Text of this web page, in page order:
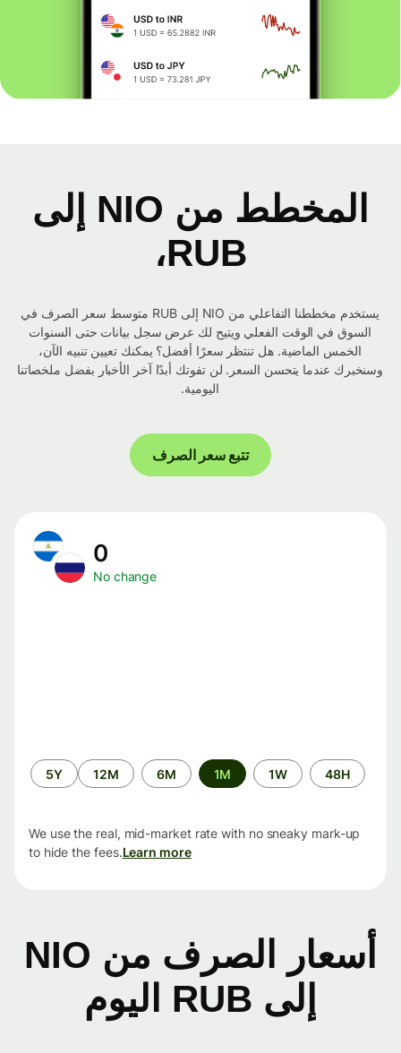
المخطط من NIO إلى
RUB،
يستخدم مخططنا التفاعلي من NIO إلى RUB متوسط ​​سعر الصرف في
السوق في الوقت الفعلي ويتيح لك عرض سجل بيانات حتى السنوات
الخمس الماضية. هل تنتظر سعرًا أفضل؟ يمكنك تعيين تنبيه الآن،
وسنخبرك عندما يتحسن السعر. لن تفوتك أبدًا آخر الأخبار بفضل ملخصاتنا
اليومية.
تتبع سعر الصرف
No change
الفترة
الزمنية
48H
1W
1M
6M
12M
5Y
We use the real, mid-market rate with no sneaky mark-up
to hide the fees.Learn more
أسعار الصرف من NIO
إلى RUB اليوم